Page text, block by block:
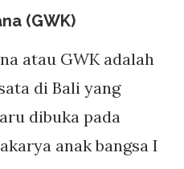
(GWK)
atau GWK adalah
di Bali yang
dibuka pada
anak bangsa I